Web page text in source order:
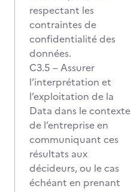
respectant les
contraintes de
confidentialité des
données.
C3.5 – Assurer
l’interprétation et
l’exploitation de la
Data dans le contexte
de l’entreprise en
communiquant ces
résultats aux
décideurs, ou le cas
échéant en prenant